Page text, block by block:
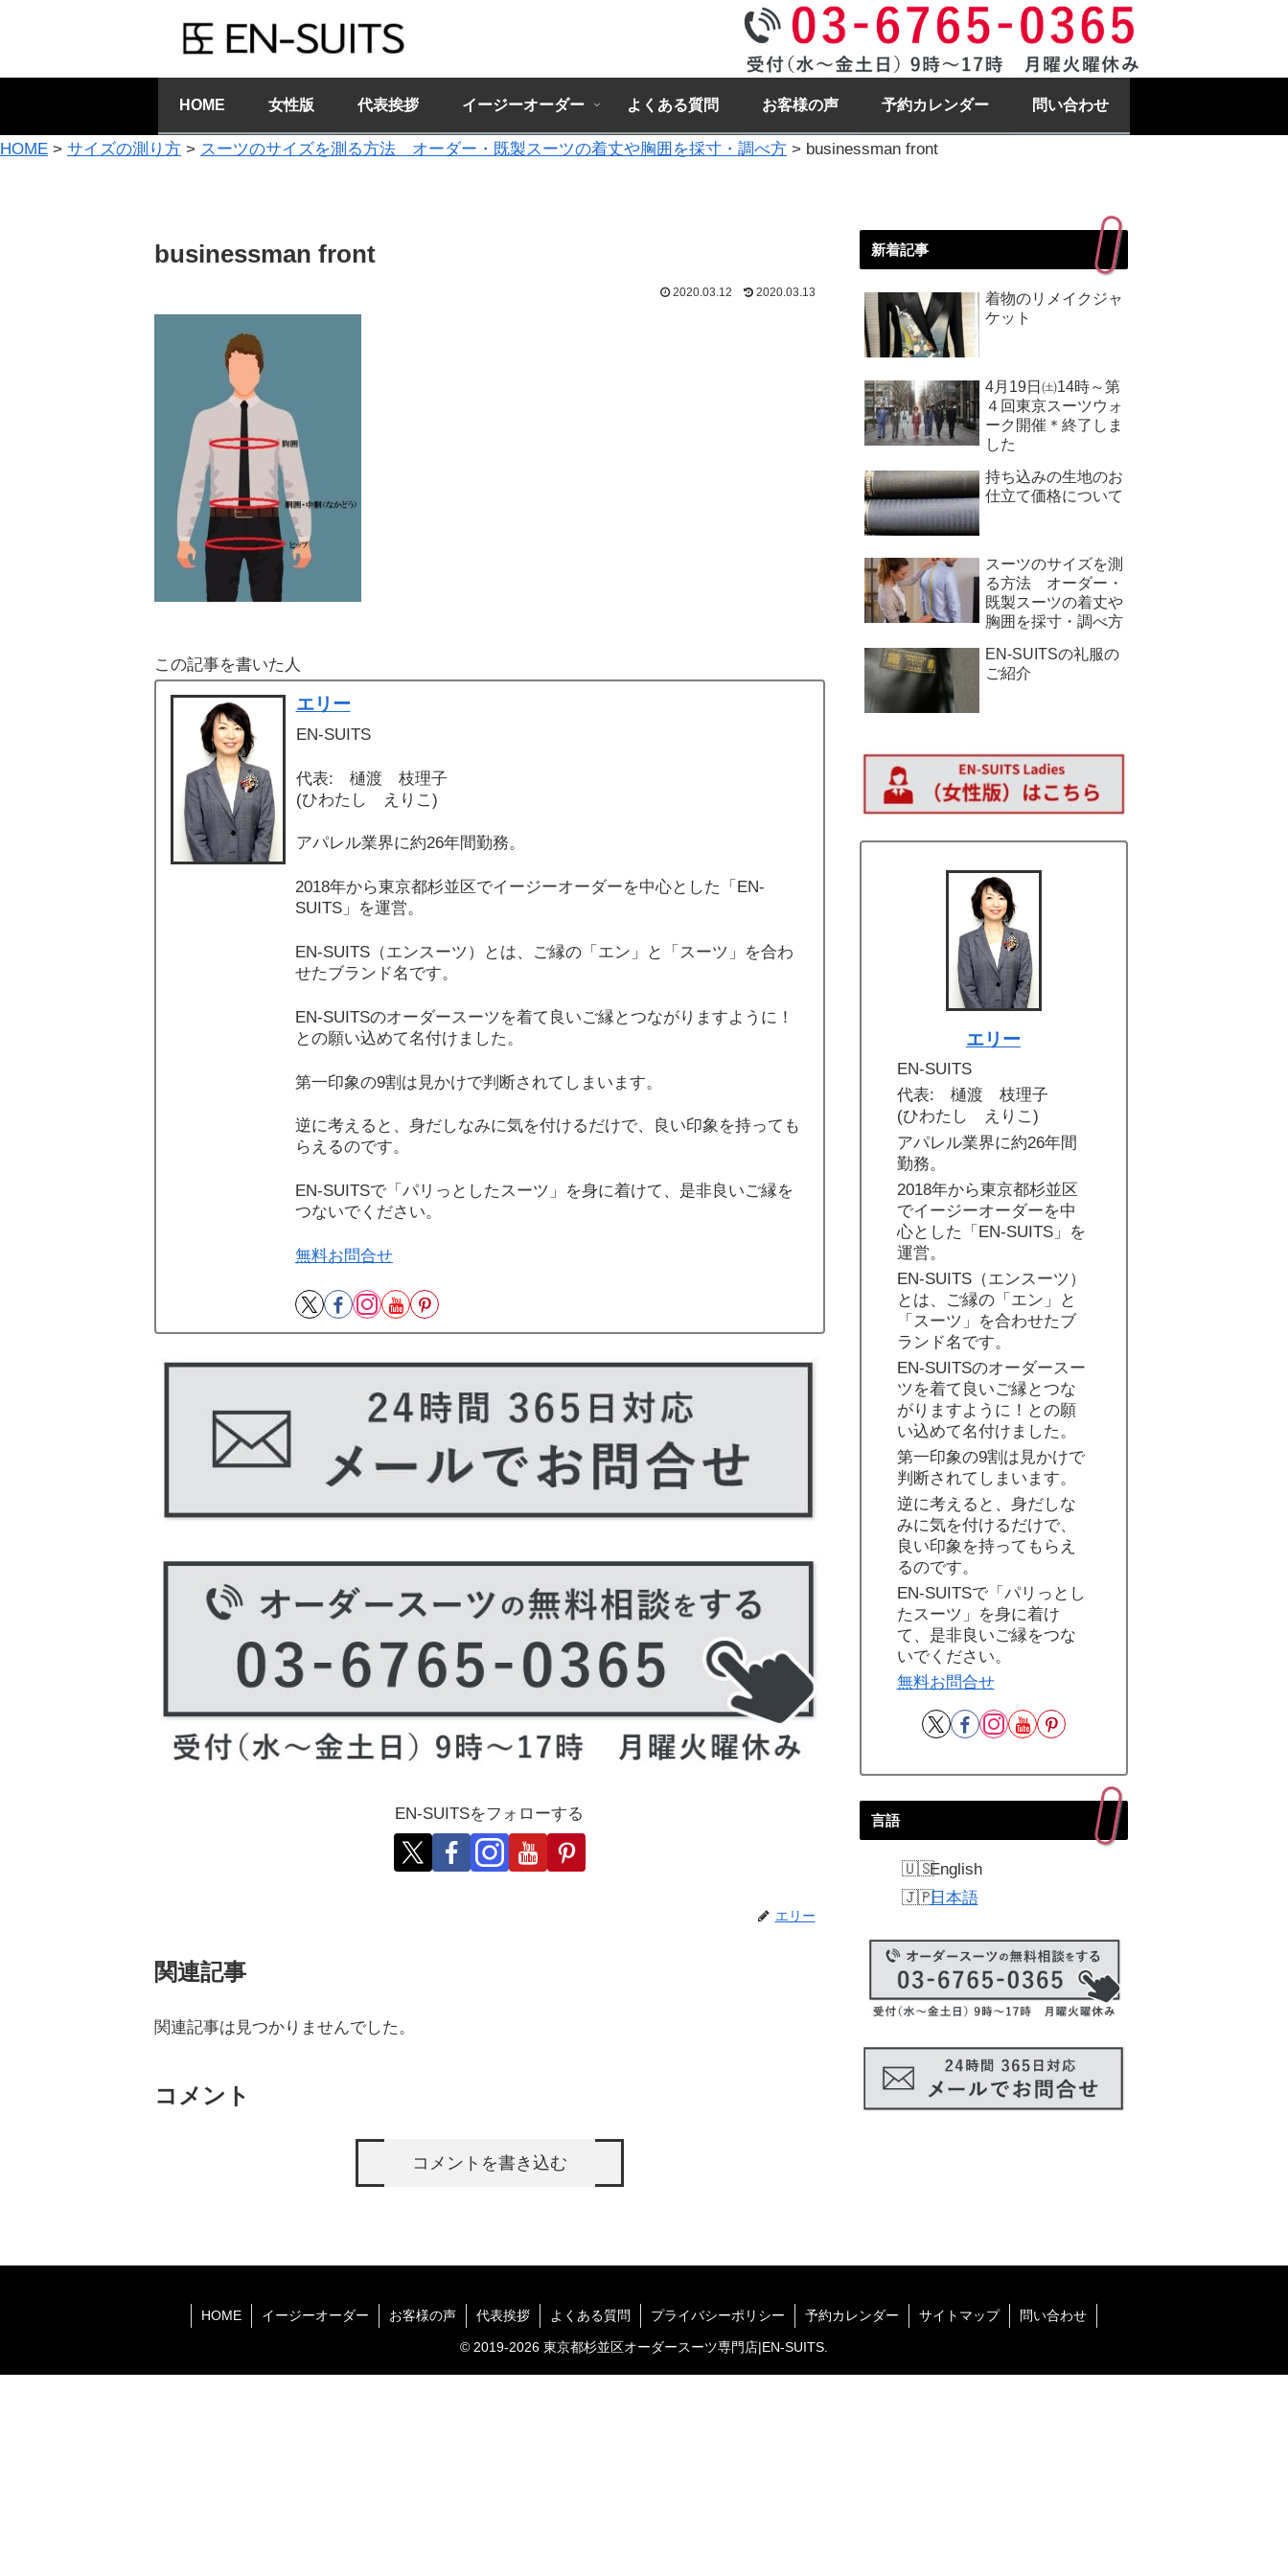
HOME 女性版 代表挨拶 イージーオーダー よくある質問 お客様の声 予約カレンダー 問い合わせ
HOME > サイズの測り方 > スーツのサイズを測る方法 オーダー・既製スーツの着丈や胸囲を採寸・調べ方 > businessman front
businessman front
2020.03.12 2020.03.13
この記事を書いた人
エリー
EN-SUITS
代表: 樋渡 枝理子
(ひわたし えりこ)
アパレル業界に約26年間勤務。
2018年から東京都杉並区でイージーオーダーを中心とした「EN-
SUITS」を運営。
EN-SUITS（エンスーツ）とは、ご縁の「エン」と「スーツ」を合わ
せたブランド名です。
EN-SUITSのオーダースーツを着て良いご縁とつながりますように！
との願い込めて名付けました。
第一印象の9割は見かけで判断されてしまいます。
逆に考えると、身だしなみに気を付けるだけで、良い印象を持っても
らえるのです。
EN-SUITSで「パリっとしたスーツ」を身に着けて、是非良いご縁を
つないでください。
無料お問合せ
EN-SUITSをフォローする
エリー
関連記事
関連記事は見つかりませんでした。
コメント
コメントを書き込む
新着記事
着物のリメイクジャ
ケット
4月19日㈯14時～第
４回東京スーツウォ
ーク開催＊終了しま
した
持ち込みの生地のお
仕立て価格について
スーツのサイズを測
る方法 オーダー・
既製スーツの着丈や
胸囲を採寸・調べ方
EN-SUITSの礼服の
ご紹介
エリー
EN-SUITS
代表: 樋渡 枝理子
(ひわたし えりこ)
アパレル業界に約26年間
勤務。
2018年から東京都杉並区
でイージーオーダーを中
心とした「EN-SUITS」を
運営。
EN-SUITS（エンスーツ）
とは、ご縁の「エン」と
「スーツ」を合わせたブ
ランド名です。
EN-SUITSのオーダースー
ツを着て良いご縁とつな
がりますように！との願
い込めて名付けました。
第一印象の9割は見かけで
判断されてしまいます。
逆に考えると、身だしな
みに気を付けるだけで、
良い印象を持ってもらえ
るのです。
EN-SUITSで「パリっとし
たスーツ」を身に着け
て、是非良いご縁をつな
いでください。
無料お問合せ
言語
English
日本語
HOME イージーオーダー お客様の声 代表挨拶 よくある質問 プライバシーポリシー 予約カレンダー サイトマップ 問い合わせ
© 2019-2026 東京都杉並区オーダースーツ専門店|EN-SUITS.